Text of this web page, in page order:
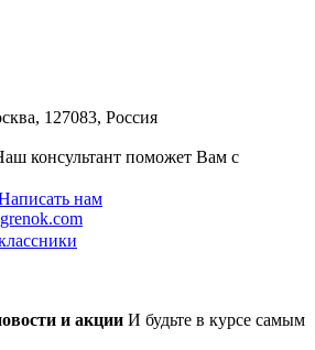
127083, Россия
консультант поможет Вам с
нам
и акции И будьте в курсе самым